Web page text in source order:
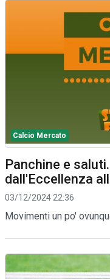
Calcio Mercato
Panchine e
dall'Eccellenza
03/12/2024 22:36
Movimenti un po'